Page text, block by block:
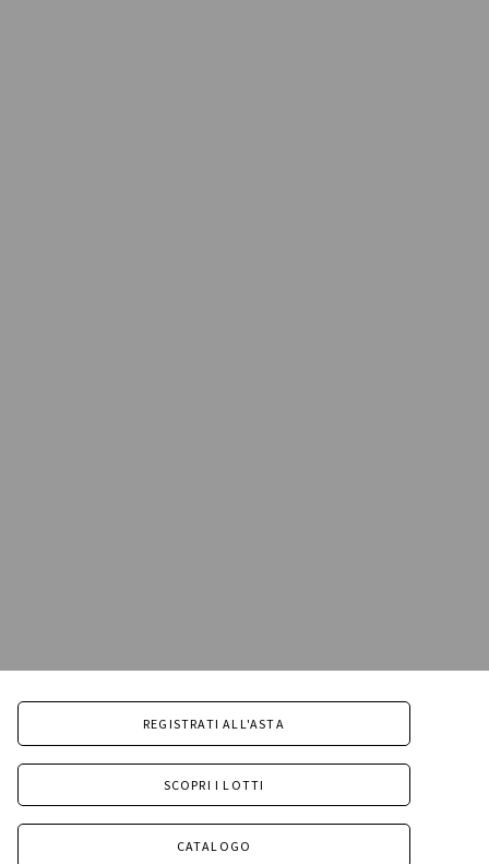
REGISTRATI ALL'ASTA
SCOPRI I LOTTI
CATALOGO